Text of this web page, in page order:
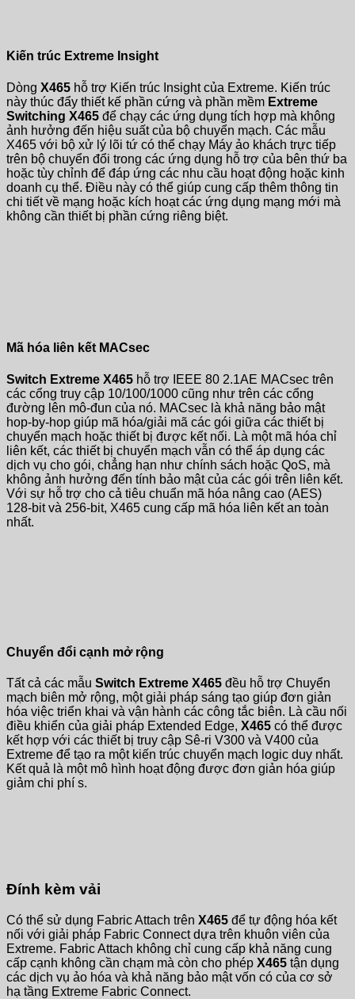
Kiến trúc Extreme Insight
Dòng X465 hỗ trợ Kiến trúc Insight của Extreme. Kiến trúc
này thúc đẩy thiết kế phần cứng và phần mềm Extreme
Switching X465 để chạy các ứng dụng tích hợp mà không
ảnh hưởng đến hiệu suất của bộ chuyển mạch. Các mẫu
X465 với bộ xử lý lõi tứ có thể chạy Máy ảo khách trực tiếp
trên bộ chuyển đổi trong các ứng dụng hỗ trợ của bên thứ ba
hoặc tùy chỉnh để đáp ứng các nhu cầu hoạt động hoặc kinh
doanh cụ thể. Điều này có thể giúp cung cấp thêm thông tin
chi tiết về mạng hoặc kích hoạt các ứng dụng mạng mới mà
không cần thiết bị phần cứng riêng biệt.
Mã hóa liên kết MACsec
Switch Extreme X465 hỗ trợ IEEE 80 2.1AE MACsec trên
các cổng truy cập 10/100/1000 cũng như trên các cổng
đường lên mô-đun của nó. MACsec là khả năng bảo mật
hop-by-hop giúp mã hóa/giải mã các gói giữa các thiết bị
chuyển mạch hoặc thiết bị được kết nối. Là một mã hóa chỉ
liên kết, các thiết bị chuyển mạch vẫn có thể áp dụng các
dịch vụ cho gói, chẳng hạn như chính sách hoặc QoS, mà
không ảnh hưởng đến tính bảo mật của các gói trên liên kết.
Với sự hỗ trợ cho cả tiêu chuẩn mã hóa nâng cao (AES)
128-bit và 256-bit, X465 cung cấp mã hóa liên kết an toàn
nhất.
Chuyển đổi cạnh mở rộng
Tất cả các mẫu Switch Extreme X465 đều hỗ trợ Chuyển
mạch biên mở rộng, một giải pháp sáng tạo giúp đơn giản
hóa việc triển khai và vận hành các công tắc biên. Là cầu nối
điều khiển của giải pháp Extended Edge, X465 có thể được
kết hợp với các thiết bị truy cập Sê-ri V300 và V400 của
Extreme để tạo ra một kiến ​​trúc chuyển mạch logic duy nhất.
Kết quả là một mô hình hoạt động được đơn giản hóa giúp
giảm chi phí s.
Đính kèm vải
Có thể sử dụng Fabric Attach trên X465 để tự động hóa kết
nối với giải pháp Fabric Connect dựa trên khuôn viên của
Extreme. Fabric Attach không chỉ cung cấp khả năng cung
cấp cạnh không cần chạm mà còn cho phép X465 tận dụng
các dịch vụ ảo hóa và khả năng bảo mật vốn có của cơ sở
hạ tầng Extreme Fabric Connect.